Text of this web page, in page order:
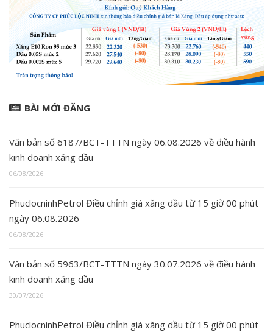
BÀI MỚI ĐĂNG
Văn bản số 6187/BCT-TTTN ngày 06.08.2026 về điều hành
kinh doanh xăng dầu
06/08/2026
PhuclocninhPetrol Điều chỉnh giá xăng dầu từ 15 giờ 00 phút
ngày 06.08.2026
06/08/2026
Văn bản số 5963/BCT-TTTN ngày 30.07.2026 về điều hành
kinh doanh xăng dầu
30/07/2026
PhuclocninhPetrol Điều chỉnh giá xăng dầu từ 15 giờ 00 phút